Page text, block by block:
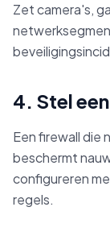
Zet camera's,
4. Stel
Een firewall die
beschermt
configureren
regels.